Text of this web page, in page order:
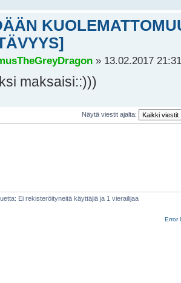
» 13.02.2017 21:31
maksaisi::)))
Näytä viestit ajalta:
Ei rekisteröityneitä käyttäjiä ja 1 vierailijaa
Error